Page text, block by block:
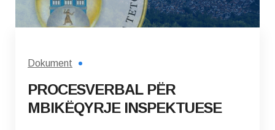
Dokument
PROCESVERBAL PËR
MBIKËQYRJE INSPEKTUESE